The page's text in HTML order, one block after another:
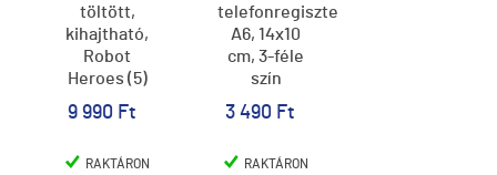
töltött,
kihajtható,
Robot
Heroes (5)
9 990 Ft
RAKTÁRON
telefonregiszter,
A6, 14x10
cm, 3-féle
szín
3 490 Ft
RAKTÁRON